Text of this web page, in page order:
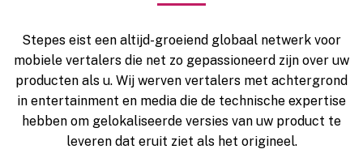
Stepes eist een altijd-groeiend globaal netwerk voor
mobiele vertalers die net zo gepassioneerd zijn over uw
producten als u. Wij werven vertalers met achtergrond
in entertainment en media die de technische expertise
hebben om gelokaliseerde versies van uw product te
leveren dat eruit ziet als het origineel.